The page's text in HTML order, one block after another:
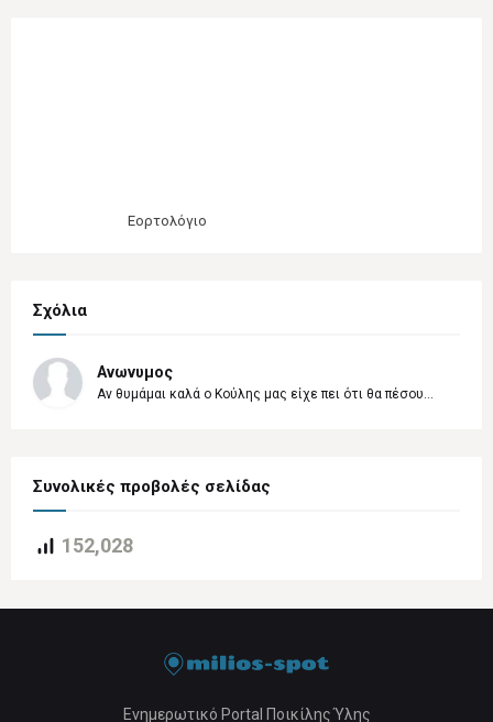
Εορτολόγιο
Σχόλια
Ανωνυμος
Αν θυμάμαι καλά ο Κούλης μας είχε πει ότι θα πέσου...
Συνολικές προβολές σελίδας
152,028
Ενημερωτικό Portal Ποικίλης Ύλης